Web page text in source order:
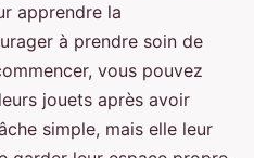
apprendre la
à prendre soin de
vous pouvez
jouets après avoir
simple, mais elle leur